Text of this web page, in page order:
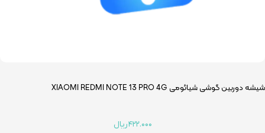
شیشه دوربین گوشی شیائومی XIAOMI REDMI NOTE 13 PRO 4G
۴۲۲.۰۰۰ریال